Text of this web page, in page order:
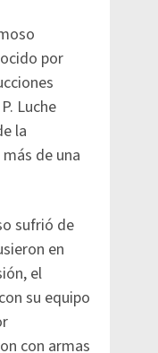
por
Luche
la
de una
sufrió de
en
el
su equipo
con armas